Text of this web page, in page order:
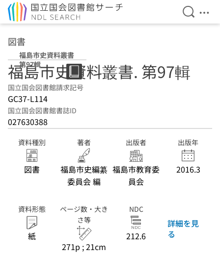
検索を
メ
図書
福島市史資料叢書
第97輯
福島市史資料叢書. 第97輯
国立国会図書館請求記号
GC37-L114
国立国会図書館書誌ID
027630388
資料種別
図書
著者
福島市史編纂
委員会 編
出版者
福島市教育委
員会
出版年
2016.3
資料形態
紙
ページ数・大き
さ等
271p ; 21cm
NDC
212.6
詳細を見
る